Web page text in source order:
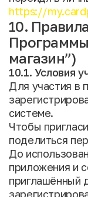
https://
10.
магазин”)
10.1. Условия
Для участия в
системе.
Чтобы
поделиться
До
приложения и
приглашённый